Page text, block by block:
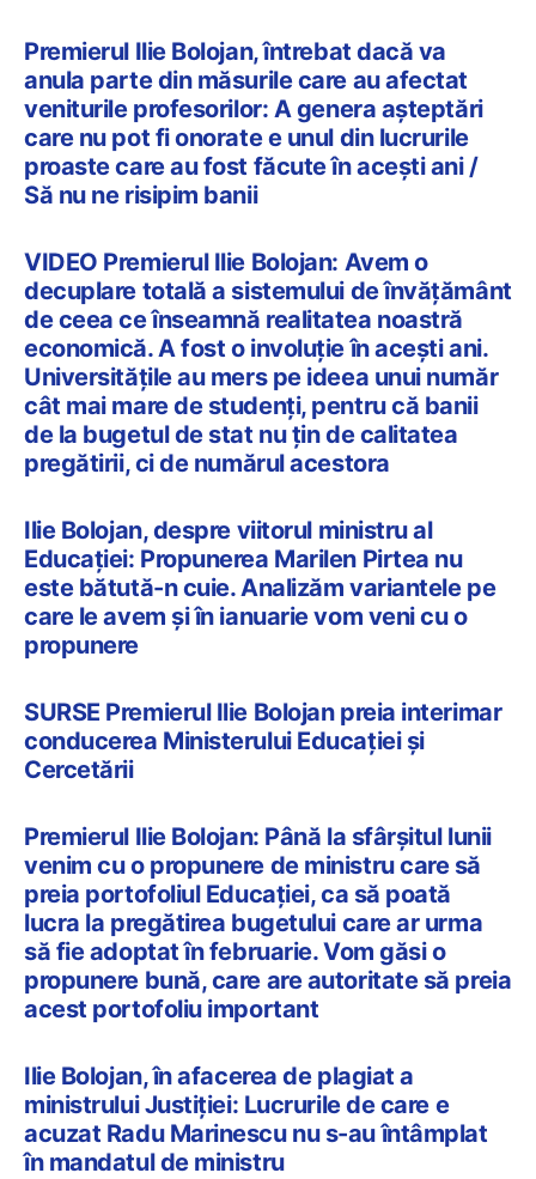
Premierul Ilie Bolojan, întrebat dacă va
anula parte din măsurile care au afectat
veniturile profesorilor: A genera așteptări
care nu pot fi onorate e unul din lucrurile
proaste care au fost făcute în acești ani /
Să nu ne risipim banii
VIDEO Premierul Ilie Bolojan: Avem o
decuplare totală a sistemului de învăţământ
de ceea ce înseamnă realitatea noastră
economică. A fost o involuție în acești ani.
Universitățile au mers pe ideea unui număr
cât mai mare de studenţi, pentru că banii
de la bugetul de stat nu ţin de calitatea
pregătirii, ci de numărul acestora
Ilie Bolojan, despre viitorul ministru al
Educației: Propunerea Marilen Pirtea nu
este bătută-n cuie. Analizăm variantele pe
care le avem și în ianuarie vom veni cu o
propunere
SURSE Premierul Ilie Bolojan preia interimar
conducerea Ministerului Educației și
Cercetării
Premierul Ilie Bolojan: Până la sfârșitul lunii
venim cu o propunere de ministru care să
preia portofoliul Educației, ca să poată
lucra la pregătirea bugetului care ar urma
să fie adoptat în februarie. Vom găsi o
propunere bună, care are autoritate să preia
acest portofoliu important
Ilie Bolojan, în afacerea de plagiat a
ministrului Justiției: Lucrurile de care e
acuzat Radu Marinescu nu s-au întâmplat
în mandatul de ministru